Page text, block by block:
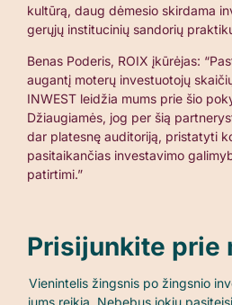
kultūrą, daug dėmesio skirdama
gerųjų institucinių sandorių
Benas Poderis, ROIX įkūrėjas:
augantį moterų investuotojų
INWEST leidžia mums prie šio
Džiaugiamės, jog per šią
dar platesnę auditoriją, pristatyti
pasitaikančias investavimo
patirtimi.”
Prisijunkite prie
Vienintelis žingsnis po žingsnio
jums reikia. Nebebus jokių